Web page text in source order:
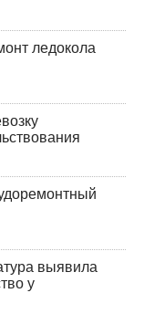
ледокола
выявила
у